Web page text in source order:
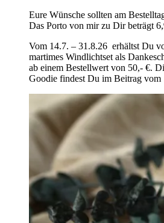
Eure Wünsche sollten am
Das Porto von mir zu Dir beträgt
Vom 14.7. – 31.8.26 erhältst Du
martimes Windlichtset als
ab einem Bestellwert von 50,- €.
Goodie findest Du im Beitrag vom